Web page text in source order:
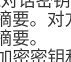
要。
要。
密钥